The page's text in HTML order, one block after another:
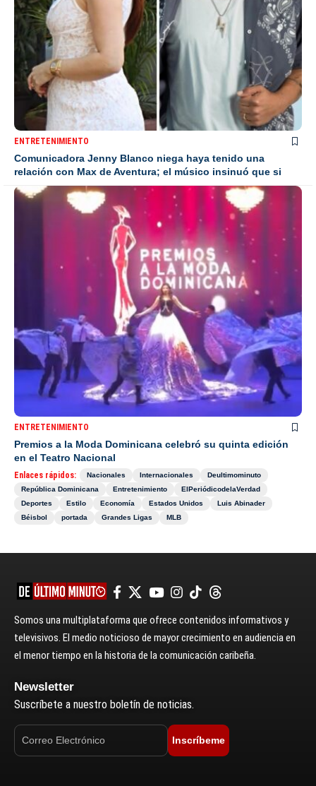
ENTRETENIMIENTO
Comunicadora Jenny Blanco niega haya tenido una
relación con Max de Aventura; el músico insinuó que si
ENTRETENIMIENTO
Premios a la Moda Dominicana celebró su quinta edición
en el Teatro Nacional
Enlaces rápidos: Nacionales Internacionales
Deultimominuto
República Dominicana
Entretenimiento
ElPeriódicodelaVerdad
Deportes
Estilo Economía Estados Unidos
Luis Abinader
Béisbol
portada Grandes Ligas MLB
Somos una multiplataforma que ofrece contenidos informativos y
televisivos. El medio noticioso de mayor crecimiento en audiencia en
el menor tiempo en la historia de la comunicación caribeña.
Newsletter
Suscríbete a nuestro boletín de noticias.
Inscríbeme